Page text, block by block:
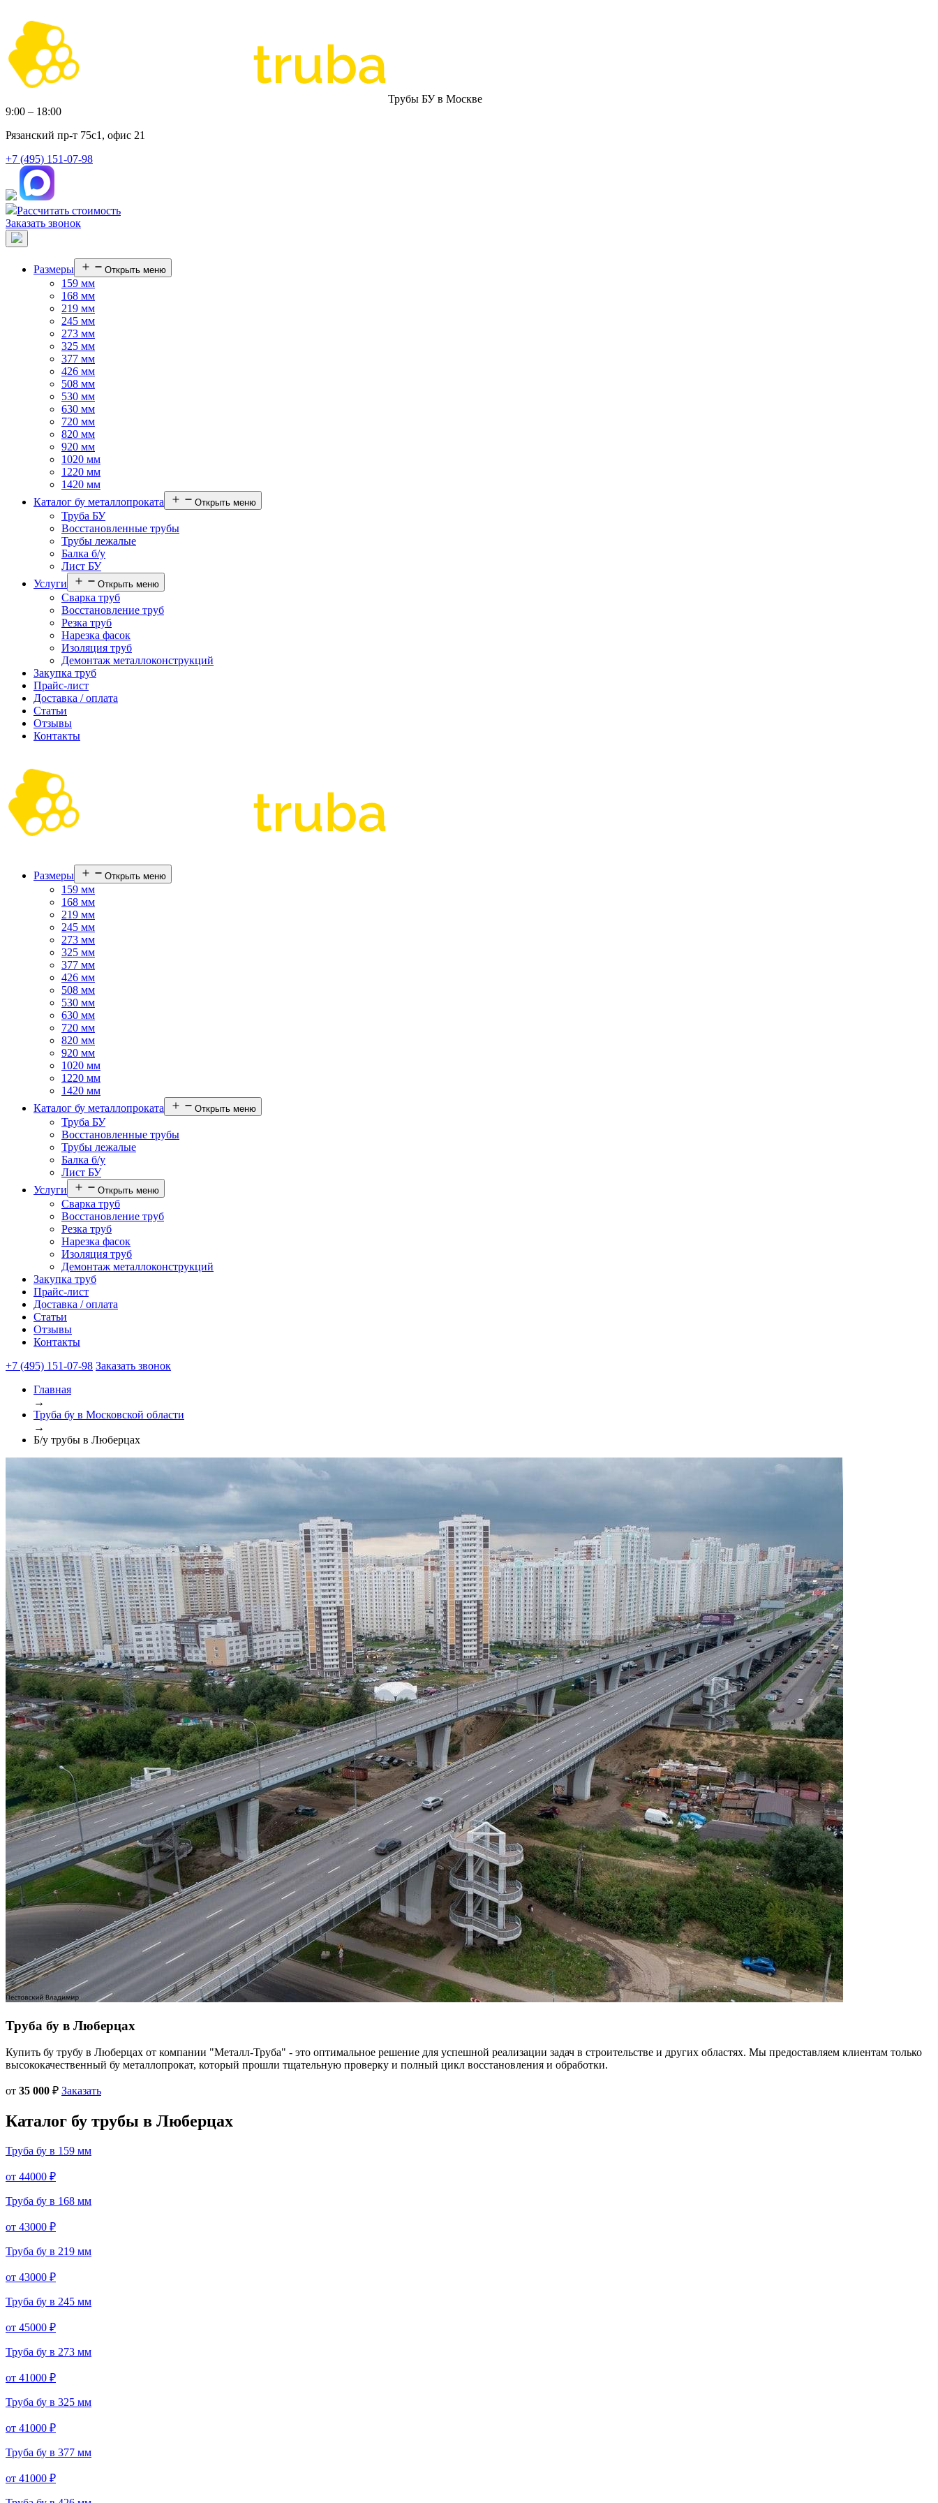
Трубы БУ в Москве
9:00 – 18:00
Рязанский пр-т 75с1, офис 21
+7 (495) 151-07-98
Рассчитать стоимость
Заказать звонок
Размеры Открыть меню
159 мм
168 мм
219 мм
245 мм
273 мм
325 мм
377 мм
426 мм
508 мм
530 мм
630 мм
720 мм
820 мм
920 мм
1020 мм
1220 мм
1420 мм
Каталог бу металлопроката
Открыть меню
Труба БУ
Восстановленные трубы
Трубы лежалые
Балка б/у
Лист БУ
Услуги
Открыть меню
Сварка труб
Восстановление труб
Резка труб
Нарезка фасок
Изоляция труб
Демонтаж металлоконструкций
Закупка труб
Прайс-лист
Доставка / оплата
Статьи
Отзывы
Контакты
Размеры Открыть меню
159 мм
168 мм
219 мм
245 мм
273 мм
325 мм
377 мм
426 мм
508 мм
530 мм
630 мм
720 мм
820 мм
920 мм
1020 мм
1220 мм
1420 мм
Каталог бу металлопроката
Открыть меню
Труба БУ
Восстановленные трубы
Трубы лежалые
Балка б/у
Лист БУ
Услуги
Открыть меню
Сварка труб
Восстановление труб
Резка труб
Нарезка фасок
Изоляция труб
Демонтаж металлоконструкций
Закупка труб
Прайс-лист
Доставка / оплата
Статьи
Отзывы
Контакты
+7 (495) 151-07-98 Заказать звонок
Главная
→
Труба бу в Московской области
→
Б/у трубы в Люберцах
Труба бу в Люберцах
Купить бу трубу в Люберцах от компании "Металл-Труба" - это оптимальное решение для успешной реализации задач в строительстве и других областях. Мы предоставляем клиентам только
высококачественный бу металлопрокат, который прошли тщательную проверку и полный цикл восстановления и обработки.
от 35 000 ₽ Заказать
Каталог бу трубы в Люберцах
Труба бу в 159 мм
от 44000 ₽
Труба бу в 168 мм
от 43000 ₽
Труба бу в 219 мм
от 43000 ₽
Труба бу в 245 мм
от 45000 ₽
Труба бу в 273 мм
от 41000 ₽
Труба бу в 325 мм
от 41000 ₽
Труба бу в 377 мм
от 41000 ₽